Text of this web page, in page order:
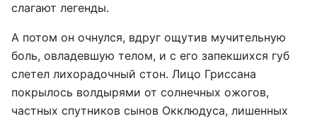
слагают легенды.
А потом он очнулся, вдруг ощутив мучительную
боль, овладевшую телом, и с его запекшихся губ
слетел лихорадочный стон. Лицо Гриссана
покрылось волдырями от солнечных ожогов,
частных спутников сынов Окклюдуса, лишенных